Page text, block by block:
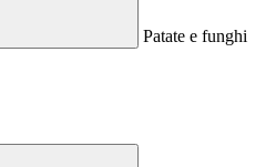
Patate e funghi